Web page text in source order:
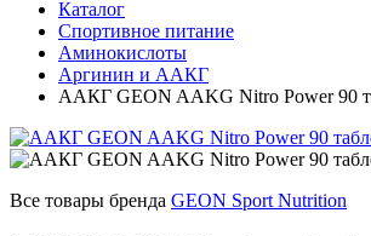
Каталог
Спортивное питание
Аминокислоты
Аргинин и ААКГ
ААКГ GEON AAKG Nitro Power 90
Все товары бренда GEON Sport Nutrition